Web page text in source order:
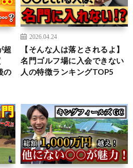
超
の
2026.04.24
【そんな人は落とされるよ】
名門ゴルフ場に入会できない
人の特徴ランキングTOP5